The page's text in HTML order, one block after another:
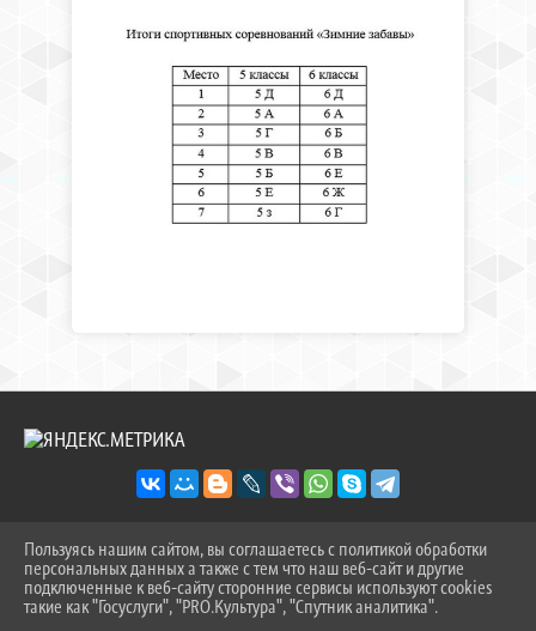
^
2026 Г. SOSH-9TOB.RU
ВХОД
КАРТА САЙТА
Пользуясь нашим сайтом, вы соглашаетесь с политикой обработки
персональных данных а также с тем что наш веб-сайт и другие
подключенные к веб-сайту сторонние сервисы используют cookies
такие как "Госуслуги", "PRO.Культура", "Спутник аналитика".